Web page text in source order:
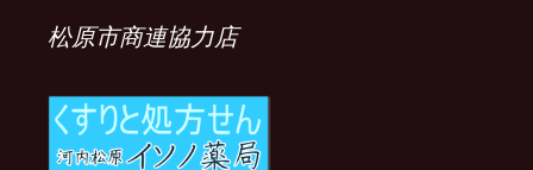
記
事
松原市商連協力店